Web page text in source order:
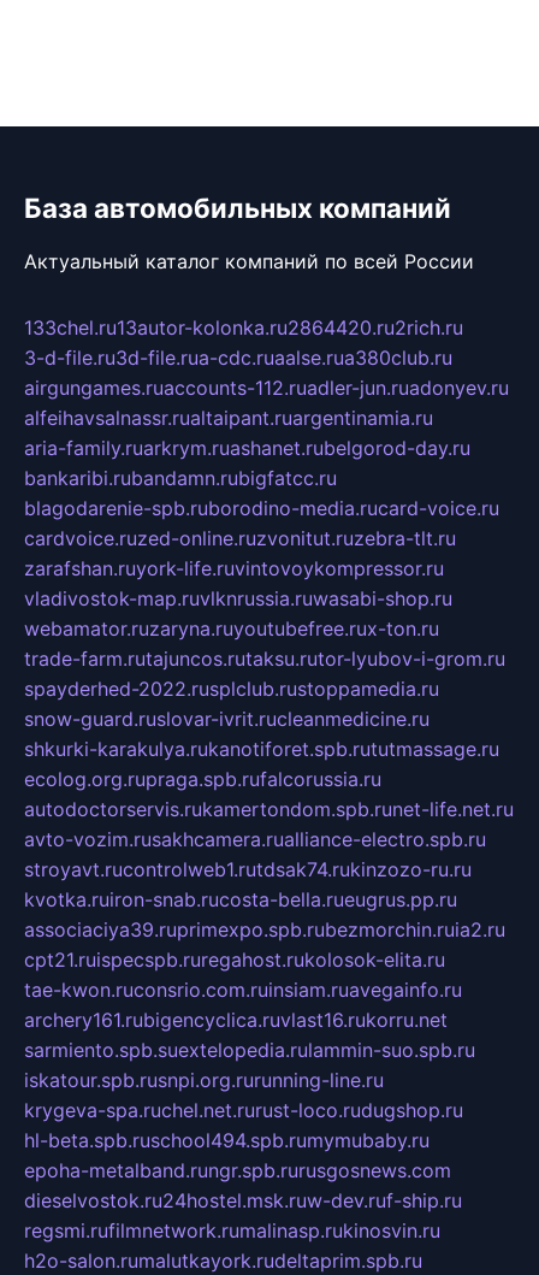
База автомобильных компаний
Актуальный каталог компаний по всей России
133chel.ru13autor-kolonka.ru2864420.ru2rich.ru
3-d-file.ru3d-file.rua-cdc.ruaalse.rua380club.ru
airgungames.ruaccounts-112.ruadler-jun.ruadonyev.ru
alfeihavsalnassr.rualtaipant.ruargentinamia.ru
aria-family.ruarkrym.ruashanet.rubelgorod-day.ru
bankaribi.rubandamn.rubigfatcc.ru
blagodarenie-spb.ruborodino-media.rucard-voice.ru
cardvoice.ruzed-online.ruzvonitut.ruzebra-tlt.ru
zarafshan.ruyork-life.ruvintovoykompressor.ru
vladivostok-map.ruvlknrussia.ruwasabi-shop.ru
webamator.ruzaryna.ruyoutubefree.rux-ton.ru
trade-farm.rutajuncos.rutaksu.rutor-lyubov-i-grom.ru
spayderhed-2022.rusplclub.rustoppamedia.ru
snow-guard.ruslovar-ivrit.rucleanmedicine.ru
shkurki-karakulya.rukanotiforet.spb.rututmassage.ru
ecolog.org.rupraga.spb.rufalcorussia.ru
autodoctorservis.rukamertondom.spb.runet-life.net.ru
avto-vozim.rusakhcamera.rualliance-electro.spb.ru
stroyavt.rucontrolweb1.rutdsak74.rukinzozo-ru.ru
kvotka.ruiron-snab.rucosta-bella.rueugrus.pp.ru
associaciya39.ruprimexpo.spb.rubezmorchin.ruia2.ru
cpt21.ruispecspb.ruregahost.rukolosok-elita.ru
tae-kwon.ruconsrio.com.ruinsiam.ruavegainfo.ru
archery161.rubigencyclica.ruvlast16.rukorru.net
sarmiento.spb.suextelopedia.rulammin-suo.spb.ru
iskatour.spb.rusnpi.org.rurunning-line.ru
krygeva-spa.ruchel.net.rurust-loco.rudugshop.ru
hl-beta.spb.ruschool494.spb.rumymubaby.ru
epoha-metalband.rungr.spb.rurusgosnews.com
dieselvostok.ru24hostel.msk.ruw-dev.ruf-ship.ru
regsmi.rufilmnetwork.rumalinasp.rukinosvin.ru
h2o-salon.rumalutkayork.rudeltaprim.spb.ru